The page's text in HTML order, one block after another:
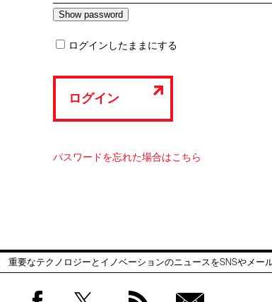
ログインしたままにする
ログイン
パスワードを忘れた場合はこちら
重要なテクノロジーとイノベーションのニュースをSNSやメー